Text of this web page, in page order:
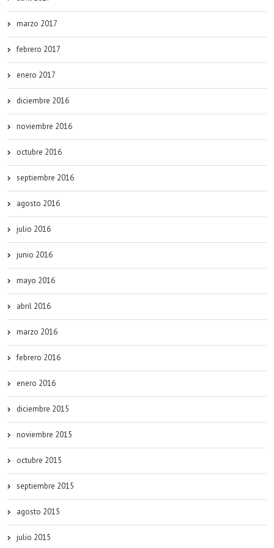
marzo 2017
febrero 2017
enero 2017
diciembre 2016
noviembre 2016
octubre 2016
septiembre 2016
agosto 2016
julio 2016
junio 2016
mayo 2016
abril 2016
marzo 2016
febrero 2016
enero 2016
diciembre 2015
noviembre 2015
octubre 2015
septiembre 2015
agosto 2015
julio 2015